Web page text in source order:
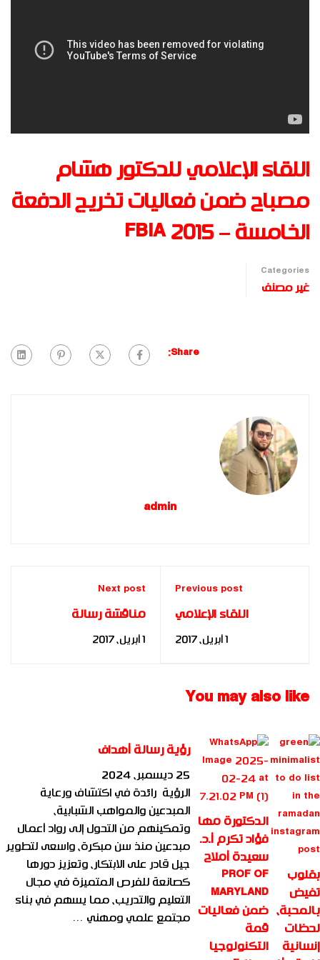
اللقاء الإعلامي للدكتور هشام
مصباح ضمن فعاليات تخريج الدفعة
الخامسة – FBIA 2015
Categories
غير مصنف
Share:
admin
Previous post
اللقاء الإعلامي
للدكتورة ناصرة السيد
1 أبريل، 2017
Next post
مناقشة رسالة
الدكتوراة للباحثة إيمان
1 أبريل، 2017
You may also like
بقلوب
تفيض
بالمحبة،
لحظات
إنسانية
الدكتورة مها
فؤاد تكرم أ.د.
سعيدة أملاح
PROF OF
MARYLAND
ضمن فعاليات
قمة
التكنولوجيا
رؤية رسالة أهداف
25 ديسمبر، 2024
الرؤية رائدة في اكتشاف ورعاية
المبدعين والمواهب الشبابية،
وتمكينهم من التحول إلى رواد أعمال
مبدعين منذ سن مبكرة، واسعى لتطوير
جيل قادر على الابتكار، وتعزيز دورها
كصانعة للفرص المتميزة في مجال
التعليم والتدريب، مما يسهم في بناء
مجتمع علمي ومهني …